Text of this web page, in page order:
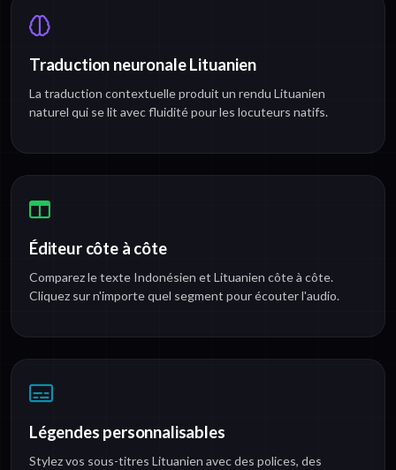
Traduction neuronale Lituanien
La traduction contextuelle produit un rendu Lituanien
naturel qui se lit avec fluidité pour les locuteurs natifs.
Éditeur côte à côte
Comparez le texte Indonésien et Lituanien côte à côte.
Cliquez sur n'importe quel segment pour écouter l'audio.
Légendes personnalisables
Stylez vos sous-titres Lituanien avec des polices, des